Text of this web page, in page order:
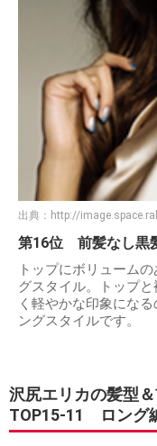
出典： http://
第16位 前髪なし黒
トップにボリューム
グスタイル。トップ
く軽やかな印象にな
ングスタイルです。
沢尻エリカの髪型
TOP15-11 ロング